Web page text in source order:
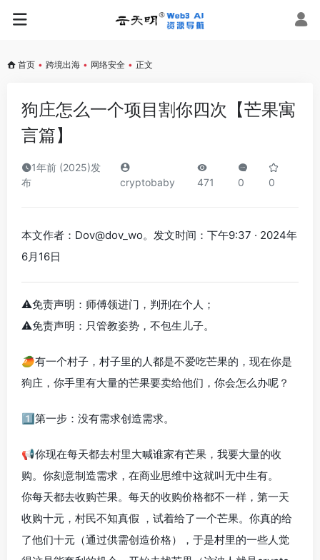
首页 • 跨境出海 • 网络安全 • 正文
狗庄怎么一个项目割你四次【芒果寓
言篇】
1年前 (2025)发
布
cryptobaby 471 0 0
本文作者：Dov@dov_wo。发文时间：下午9:37 · 2024年
6月16日
⚠️免责声明：师傅领进门，判刑在个人；
⚠️免责声明：只管教姿势，不包生儿子。
🥭有一个村子，村子里的人都是不爱吃芒果的，现在你是
狗庄，你手里有大量的芒果要卖给他们，你会怎么办呢？
1️⃣第一步：没有需求创造需求。
📢你现在每天都去村里大喊谁家有芒果，我要大量的收
购。你刻意制造需求，在商业思维中这就叫无中生有。
你每天都去收购芒果。每天的收购价格都不一样，第一天
收购十元，村民不知真假 ，试着给了一个芒果。你真的给
了他们十元（通过供需创造价格），于是村里的一些人觉